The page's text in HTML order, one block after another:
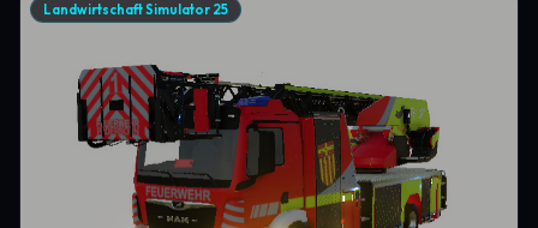
Landwirtschaft Simulator 25